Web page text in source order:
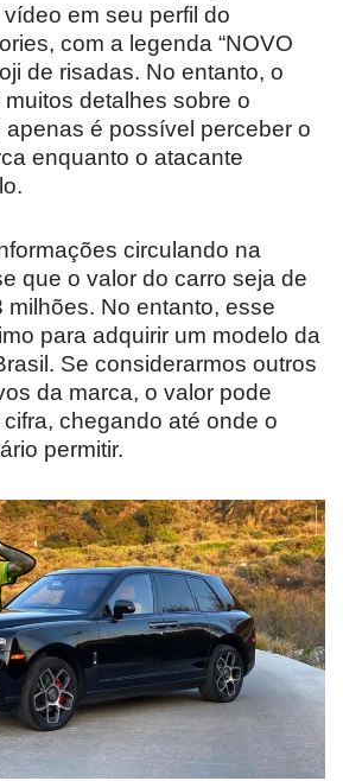
em seu perfil do
com a legenda “NOVO
de risadas. No entanto, o
detalhes sobre o
apenas é possível perceber o
enquanto o atacante
circulando na
que o valor do carro seja de
milhões. No entanto, esse
para adquirir um modelo da
Se considerarmos outros
da marca, o valor pode
chegando até onde o
permitir.